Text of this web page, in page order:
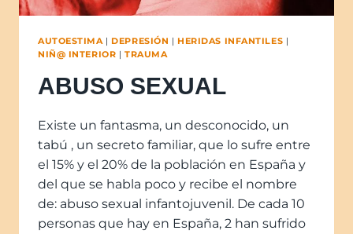
AUTOESTIMA |DEPRESIÓN |HERIDAS INFANTILES |
NIÑ@ INTERIOR | TRAUMA
ABUSO SEXUAL
Existe un fantasma, un desconocido, un
tabú , un secreto familiar, que lo sufre entre
el 15% y el 20% de la población en España y
del que se habla poco y recibe el nombre
de: abuso sexual infantojuvenil. De cada 10
personas que hay en España, 2 han sufrido